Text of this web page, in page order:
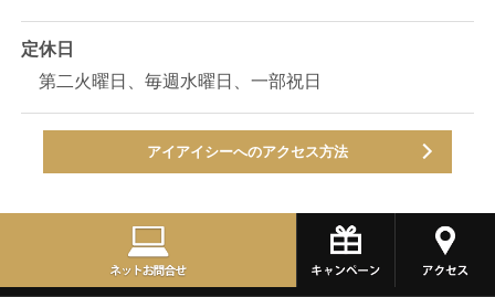
定休日
第二火曜日、毎週水曜日、一部祝日
アイアイシーへのアクセス方法